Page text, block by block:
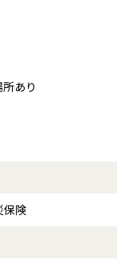
あり
保険